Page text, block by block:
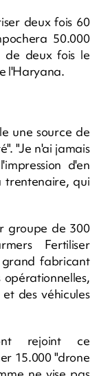
deux fois 60
50.000
de deux fois le
l'Haryana.
une source de
"Je n'ai jamais
d'en
trentenaire, qui
groupe de 300
Fertiliser
grand fabricant
des véhicules
rejoint ce
15.000 "drone